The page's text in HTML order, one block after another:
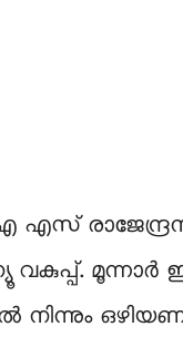
രാജേന്ദ്രന്
വകുപ്പ്. മൂന്നാ‌ർ